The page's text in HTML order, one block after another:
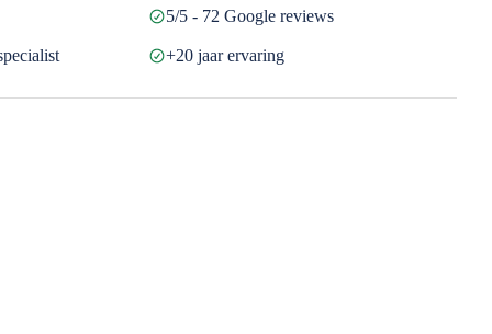
5/5 - 72 Google reviews
+20 jaar ervaring